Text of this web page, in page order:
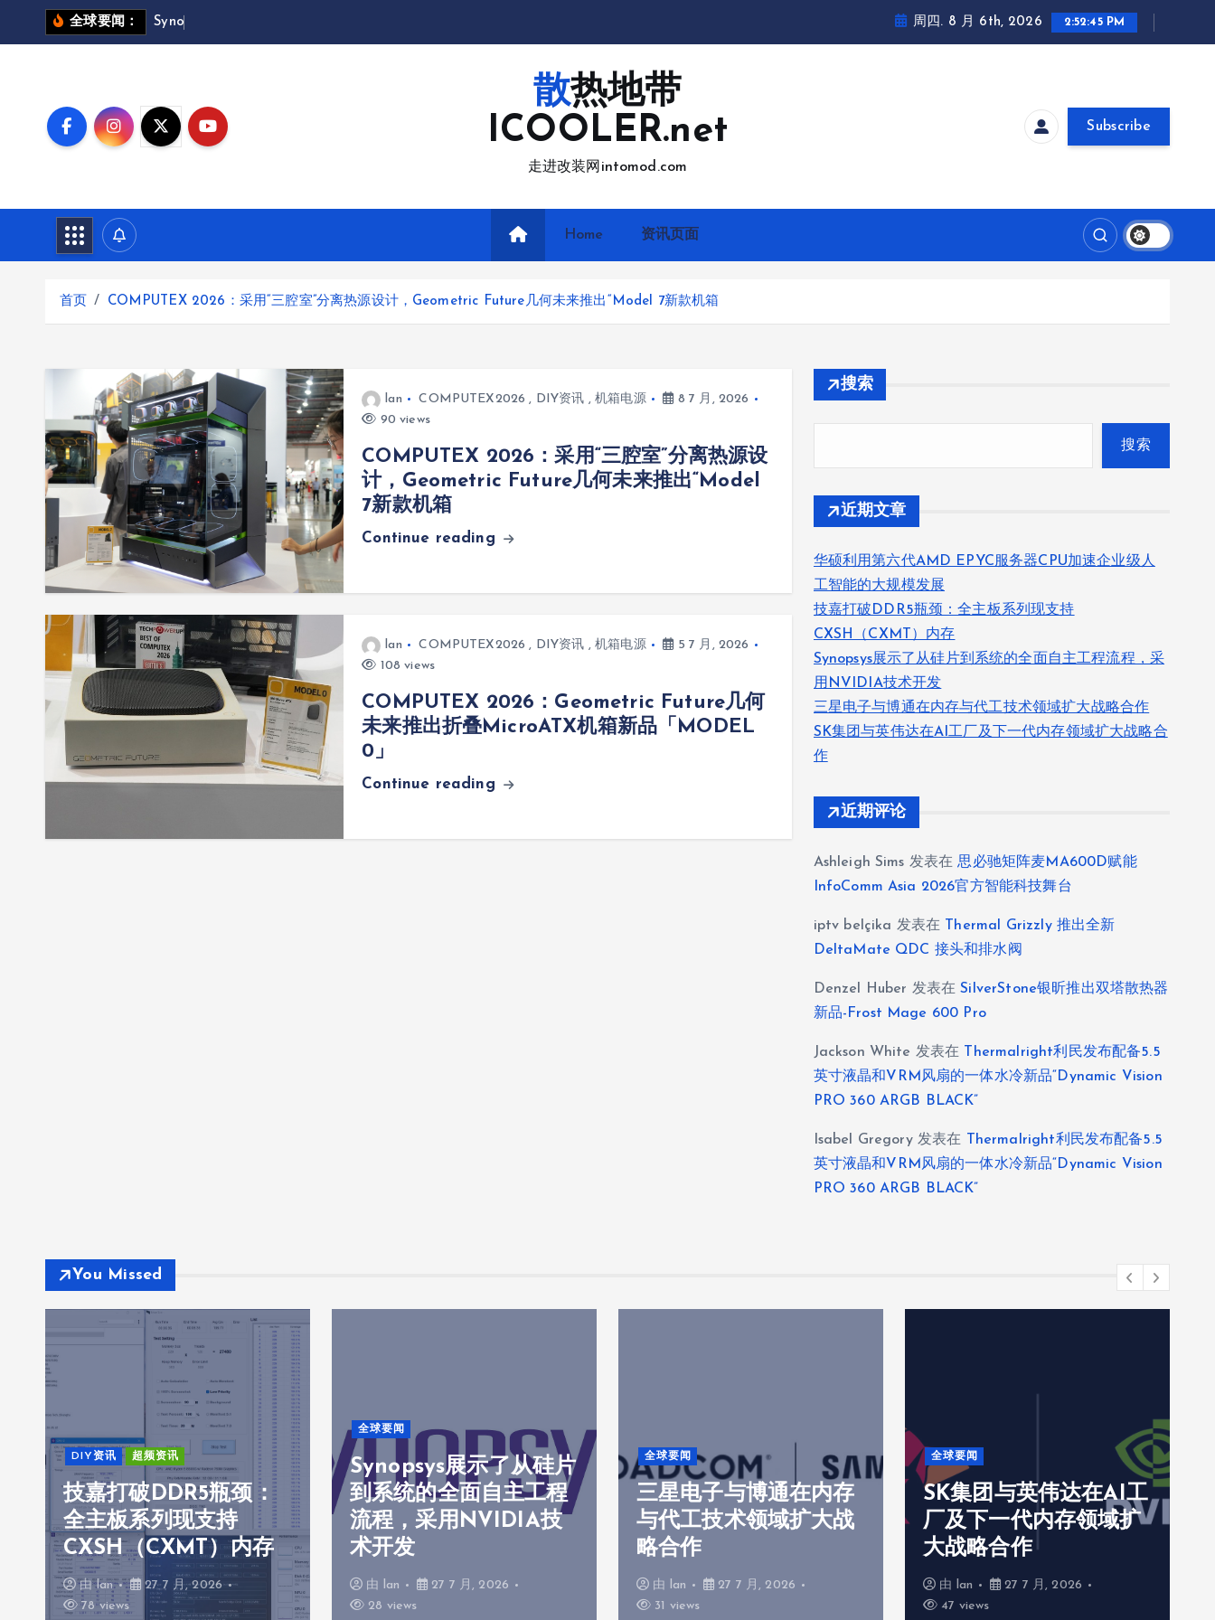
全球要闻： Sy no 周四. 8 月 6th, 2026 2:52:45 PM
散热地带
ICOOLER.net
走进改装网intomod.com
Subscribe
Home 资讯页面
首页 COMPUTEX 2026：采用“三腔室”分离热源设计，Geometric Future几何未来推出“Model 7新款机箱
lan COMPUTEX2026 , DIY资讯 ,机箱电源
8 7 月, 2026
90 views
COMPUTEX 2026：采用“三腔室”分离热源设
计，Geometric Future几何未来推出“Model
7新款机箱
Continue reading
lan COMPUTEX2026 , DIY资讯 ,机箱电源
5 7 月, 2026
108 views
COMPUTEX 2026：Geometric Future几何
未来推出折叠MicroATX机箱新品「MODEL
0」
Continue reading
搜索
搜索
近期文章
华硕利用第六代AMD EPYC服务器CPU加速企业级人
工智能的大规模发展
技嘉打破DDR5瓶颈：全主板系列现支持
CXSH（CXMT）内存
Synopsys展示了从硅片到系统的全面自主工程流程，采
用NVIDIA技术开发
三星电子与博通在内存与代工技术领域扩大战略合作
SK集团与英伟达在AI工厂及下一代内存领域扩大战略合
作
近期评论
Ashleigh Sims 发表在思必驰矩阵麦MA600D赋能
InfoComm Asia 2026官方智能科技舞台
iptv belçika 发表在
Thermal Grizzly 推出全新
DeltaMate QDC 接头和排水阀
Denzel Huber 发表在SilverStone银昕推出双塔散热器
新品-Frost Mage 600 Pro
Jackson White 发表在
Thermalright利民发布配备5.5
英寸液晶和VRM风扇的一体水冷新品“Dynamic Vision
PRO 360 ARGB BLACK”
Isabel Gregory发表在
Thermalright利民发布配备5.5
英寸液晶和VRM风扇的一体水冷新品“Dynamic Vision
PRO 360 ARGB BLACK”
You Missed
DIY资讯 超频资讯
技嘉打破DDR5瓶颈：
全主板系列现支持
CXSH（CXMT）内存
由lan
27 7 月, 2026
78 views
全球要闻
Synopsys展示了从硅片
到系统的全面自主工程
流程，采用NVIDIA技
术开发
由 lan
27 7 月, 2026
28 views
全球要闻
三星电子与博通在内存
与代工技术领域扩大战
略合作
由 lan
27 7 月, 2026
31 views
全球要闻
SK集团与英伟达在AI工
厂及下一代内存领域扩
大战略合作
由 lan
27 7 月, 2026
47 views